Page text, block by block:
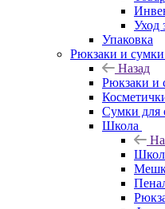
Уход
Упаковка
Рюкзаки и сумки
Назад
Рюкзаки и
Сумки для
Школа